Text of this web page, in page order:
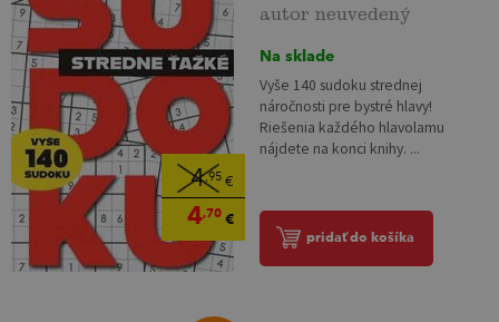
4,95€
4,70€
autor neuvedený
Na sklade
Vyše 140 sudoku strednej
náročnosti pre bystré hlavy!
Riešenia každého hlavolamu
nájdete na konci knihy. ...
pridať do košíka